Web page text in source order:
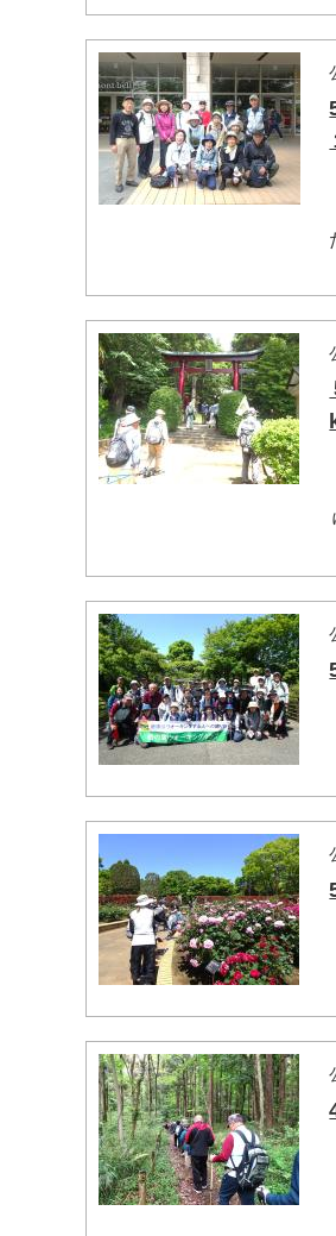
マイメディア検索